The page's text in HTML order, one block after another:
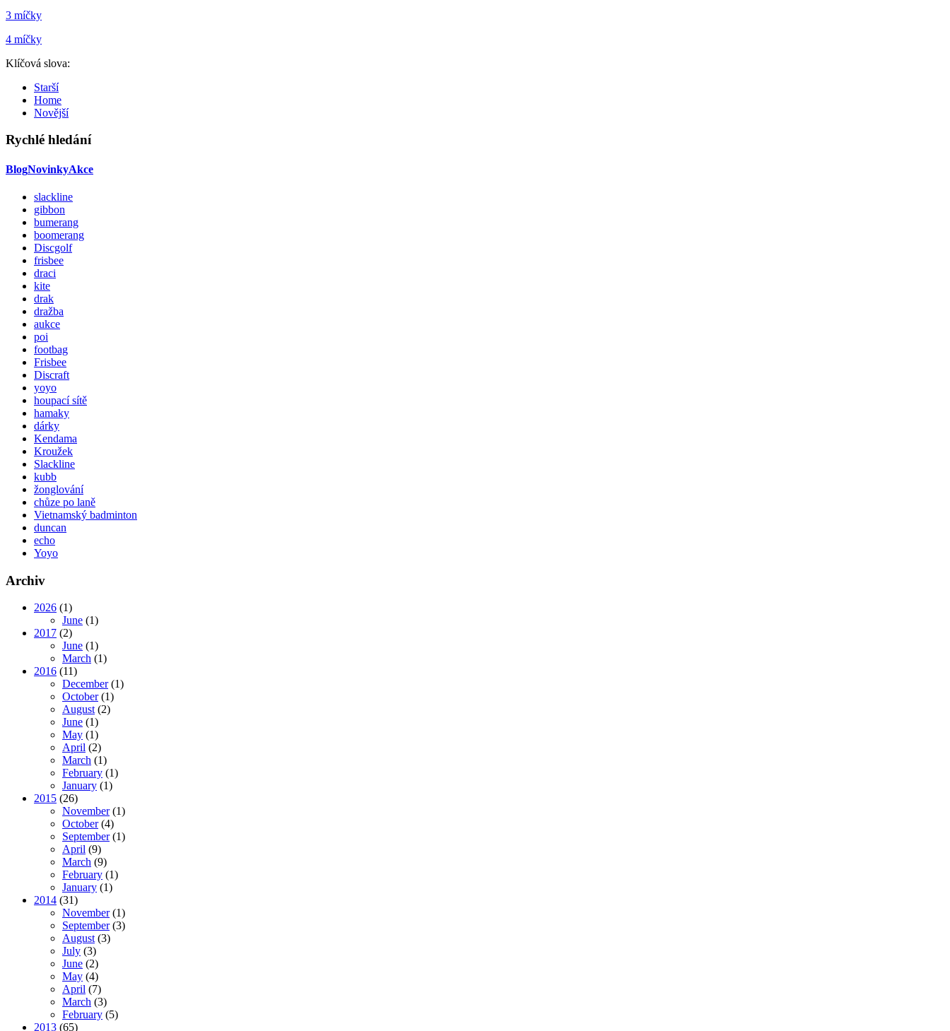
3 míčky
4 míčky
Klíčová slova:
Starší
Home
Novější
Rychlé hledání
BlogNovinkyAkce
slackline
gibbon
bumerang
boomerang
Discgolf
frisbee
draci
kite
drak
dražba
aukce
poi
footbag
Frisbee
Discraft
yoyo
houpací sítě
hamaky
dárky
Kendama
Kroužek
Slackline
kubb
žonglování
chůze po laně
Vietnamský badminton
duncan
echo
Yoyo
Archiv
2026 (1)
June (1)
2017 (2)
June (1)
March (1)
2016 (11)
December (1)
October (1)
August (2)
June (1)
May (1)
April (2)
March (1)
February (1)
January (1)
2015 (26)
November (1)
October (4)
September (1)
April (9)
March (9)
February (1)
January (1)
2014 (31)
November (1)
September (3)
August (3)
July (3)
June (2)
May (4)
April (7)
March (3)
February (5)
2013 (65)